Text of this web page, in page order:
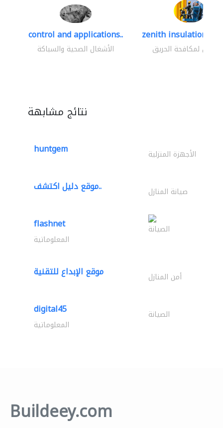
control and applications..
الأشغال الصحية والسباكة
zenith insulation
لمكافحة الحريق
نتائج مشابهة
huntgem الأجهزة المنزلية
موقع دليل اكتشف.. صيانة المنازل
flashnet الصيانة
المعلوماتية
موقع الإبداع للتقنية أمن المنازل
digital45 الصيانة
المعلوماتية
Buildeey.com